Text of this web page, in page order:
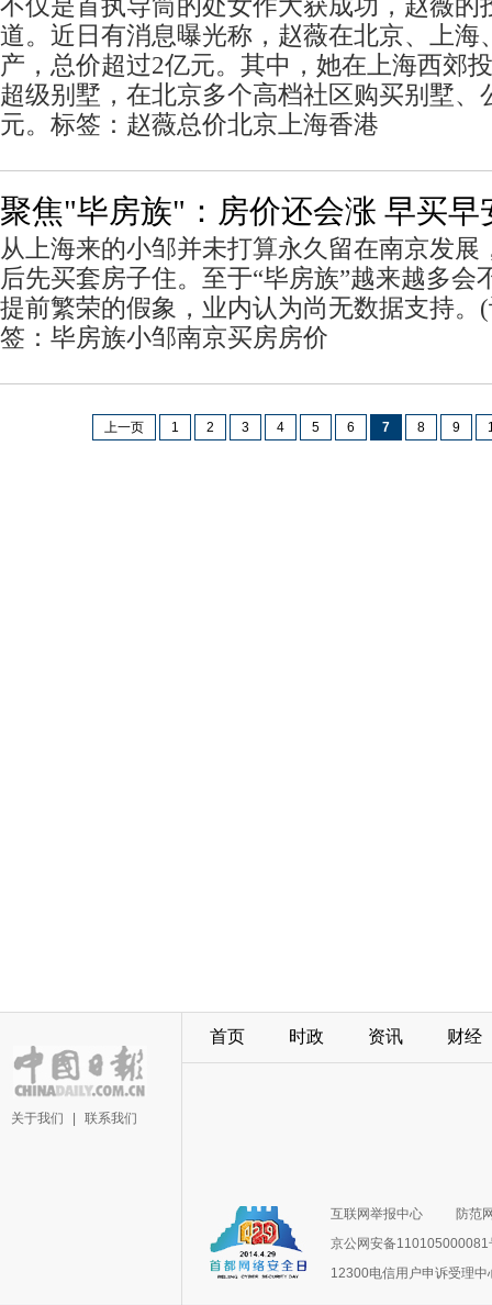
不仅是首执导筒的处女作大获成功，赵薇的
道。近日有消息曝光称，赵薇在北京、上海
产，总价超过2亿元。其中，她在上海西郊
超级别墅，在北京多个高档社区购买别墅、
元。标签：赵薇总价北京上海香港
聚焦"毕房族"：房价还会涨 早买早
从上海来的小邹并未打算永久留在南京发展
后先买套房子住。至于“毕房族”越来越多会
提前繁荣的假象，业内认为尚无数据支
签：毕房族小邹南京买房房价
上一页 1 2 3 4 5 6 7 8 9
关于我们 联系我们
首页 时政 资讯 财经
互联网举报中心
防范
京公网安备110105000081
12300电信用户申诉受理中